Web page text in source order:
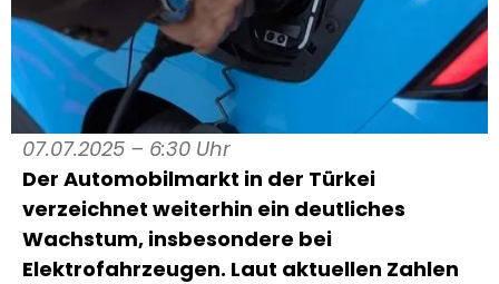
07.07.2025 – 6:30 Uhr
Der Automobilmarkt in der Türkei
verzeichnet weiterhin ein deutliches
Wachstum, insbesondere bei
Elektrofahrzeugen. Laut aktuellen Zahlen